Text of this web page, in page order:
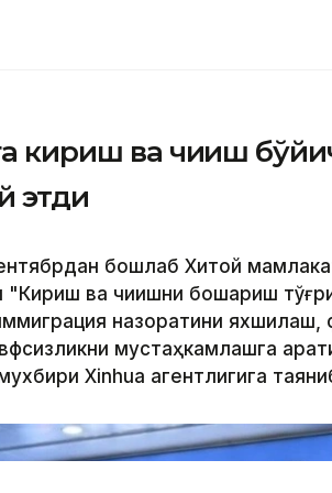
кириш ва чиқиш
этди
бошлаб Хитой
ва чиқишни бошқариш
назоратини яхшилаш,
мустаҳкамлашга
Xinhua агентлигига